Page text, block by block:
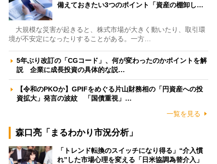
備えておきたい3つのポイント「資産の棚卸し…
大規模な災害が起きると、株式市場が大きく動いたり、取引環
境が不安定になったりすることがある。一方…
5年ぶり改訂の「CGコード」、何が変わったのかポイントを解
説 企業に成長投資の具体的な説…
【令和のPKOか】GPIFをめぐる片山財務相の「円資産への投
資拡大」発言の波紋 「国債重視」…
一覧を見る
森口亮「まるわかり市況分析」
「トレンド転換のスイッチになり得る」“介入慣
れ”した市場心理を変える「日米協調為替介入」